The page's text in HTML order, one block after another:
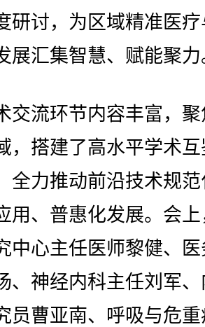
研讨，为区域精准医
展汇集智慧、赋能聚力
流环节内容丰富，聚
，搭建了高水平学术
全力推动前沿技术规
用、普惠化发展。会
中心主任医师黎健、
、神经内科主任刘军
员曹亚南、呼吸与危